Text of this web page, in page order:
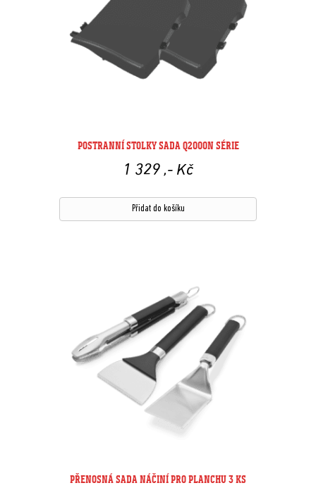
POSTRANNÍ STOLKY SADA Q2000N SÉRIE
1 329 ,- Kč
Přidat do košíku
PŘENOSNÁ SADA NÁČINÍ PRO PLANCHU 3 KS